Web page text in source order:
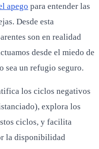
apego para entender las
Desde esta
son en realidad
desde el miedo de
sea un refugio seguro.
los ciclos negativos
explora los
ciclos, y facilita
la disponibilidad